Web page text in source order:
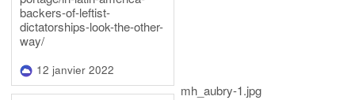
backers-of-leftist-
dictatorships-look-the-other-
way/
12 janvier 2022
mh_aubry-1.jpg